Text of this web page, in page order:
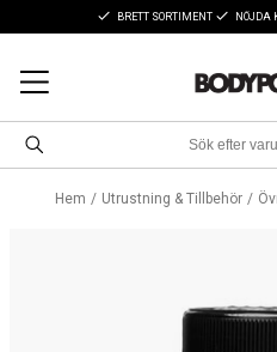
BRETT SORTIMENT NÖJDA
Hem Utrustning & Tillbehör